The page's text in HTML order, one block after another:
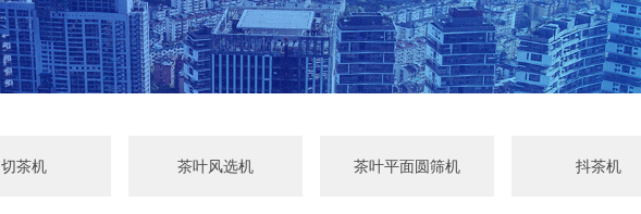
切茶机 茶叶风选机 茶叶平面圆筛机 抖茶机